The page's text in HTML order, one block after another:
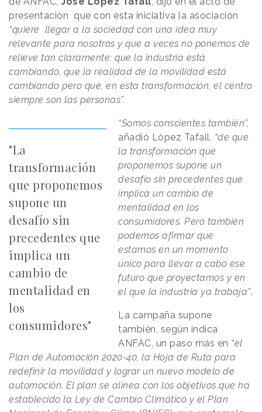
presentación que con esta iniciativa la asociación
“quiere llegar a la sociedad con una idea muy
relevante para nosotros y que a veces no ponemos de
relieve tan claramente: que la industria está
cambiando, que la realidad de la movilidad está
cambiando pero que, en esta transformación, el centro
siempre son las personas”.
transformación
que proponemos
supone un
desafío sin
precedentes que
implica un
cambio de
mentalidad en
los
consumidores"
añadió López Tafall,“de que
la transformación que
proponemos supone un
desafío sin precedentes que
implica un cambio de
mentalidad en los
consumidores. Pero también
podemos afirmar que
estamos en un momento
único para llevar a cabo ese
futuro que proyectamos y en
el que la industria ya trabaja”
también, según indica
ANFAC, un paso más en
Plan de Automoción 2020-40, la Hoja de Ruta para
redefinir la movilidad y lograr un nuevo modelo de
automoción. El plan se alinea con los objetivos que ha
establecido la Ley de Cambio Climático y el Plan
Nacional de Energía y Clima (PNIEC), que contempla